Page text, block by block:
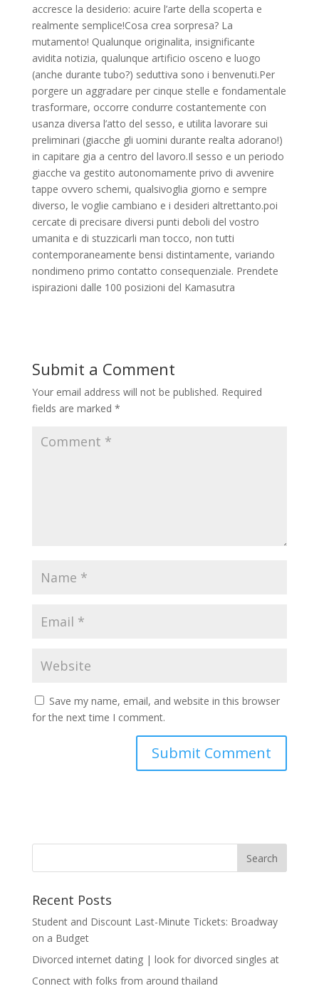
accresce la desiderio: acuire l’arte della scoperta e
realmente semplice!Cosa crea sorpresa? La
mutamento! Qualunque originalita, insignificante
avidita notizia, qualunque artificio osceno e luogo
(anche durante tubo?) seduttiva sono i benvenuti.Per
porgere un aggradare per cinque stelle e fondamentale
trasformare, occorre condurre costantemente con
usanza diversa l’atto del sesso, e utilita lavorare sui
preliminari (giacche gli uomini durante realta adorano!)
in capitare gia a centro del lavoro.Il sesso e un periodo
giacche va gestito autonomamente privo di avvenire
tappe ovvero schemi, qualsivoglia giorno e sempre
diverso, le voglie cambiano e i desideri altrettanto.poi
cercate di precisare diversi punti deboli del vostro
umanita e di stuzzicarli man tocco, non tutti
contemporaneamente bensi distintamente, variando
nondimeno primo contatto consequenziale. Prendete
ispirazioni dalle 100 posizioni del Kamasutra
Submit a Comment
Your email address will not be published. Required
fields are marked *
Save my name, email, and website in this browser
for the next time I comment.
Recent Posts
Student and Discount Last-Minute Tickets: Broadway
on a Budget
Divorced internet dating | look for divorced singles at
Connect with folks from around thailand